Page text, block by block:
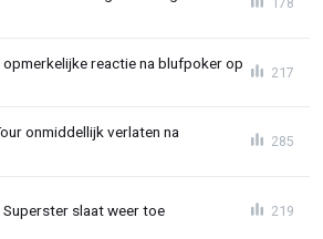
reactie na blufpoker op
217
onmiddellijk verlaten na
285
Superster slaat weer toe 219